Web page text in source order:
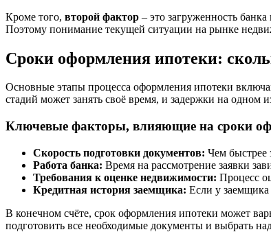
Кроме того, второй фактор – это загруженность
Поэтому понимание текущей ситуации на рынке
Сроки оформления ипотеки:
Основные этапы процесса оформления ипотеки
стадий может занять своё время, и задержки на одном
Ключевые факторы, влияющие на сроки
Скорость подготовки документов: Чем быстрее
Работа банка: Время на рассмотрение заявки
Требования к оценке недвижимости: Процесс
Кредитная история заемщика: Если у заемщика
В конечном счёте, срок оформления ипотеки может
подготовить все необходимые документы и выбрать